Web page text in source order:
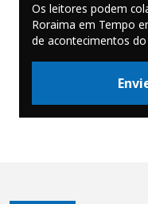
Os leitores podem
Roraima em Tempo
de acontecimentos do